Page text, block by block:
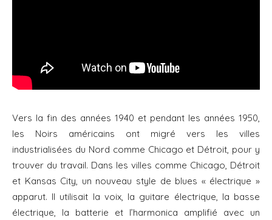
Vers la fin des années 1940 et pendant les années 1950,
les Noirs américains ont migré vers les villes
industrialisées du Nord comme Chicago et Détroit, pour y
trouver du travail. Dans les villes comme Chicago, Détroit
et Kansas City, un nouveau style de blues « électrique »
apparut. Il utilisait la voix, la guitare électrique, la basse
électrique, la batterie et l’harmonica amplifié avec un